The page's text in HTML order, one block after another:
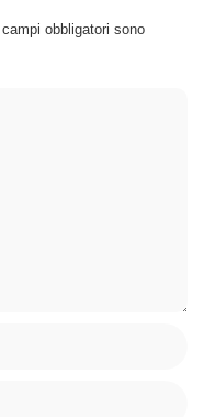
I campi obbligatori sono